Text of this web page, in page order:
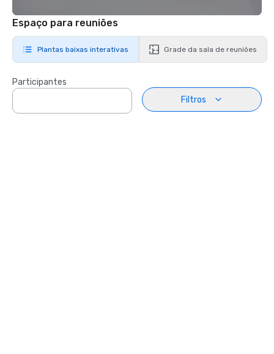
Espaço para reuniões
Plantas baixas interativas Grade da sala de reuniões
Participantes
Filtros